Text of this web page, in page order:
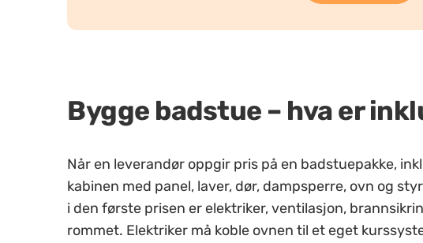
Bygge badstue – hva er
Når en leverandør oppgir pris på en badstuepakke,
kabinen med panel, laver, dør, dampsperre, ovn og
i den første prisen er elektriker, ventilasjon,
rommet. Elektriker må koble ovnen til et eget